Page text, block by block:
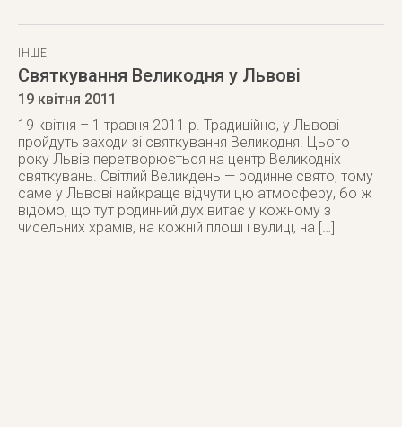
ІНШЕ
Святкування Великодня у Львові
19 квітня 2011
19 квітня – 1 травня 2011 р. Традиційно, у Львові
пройдуть заходи зі святкування Великодня. Цього
року Львів перетворюється на центр Великодніх
святкувань. Світлий Великдень — родинне свято, тому
саме у Львові найкраще відчути цю атмосферу, бо ж
відомо, що тут родинний дух витає у кожному з
чисельних храмів, на кожній площі і вулиці, на […]